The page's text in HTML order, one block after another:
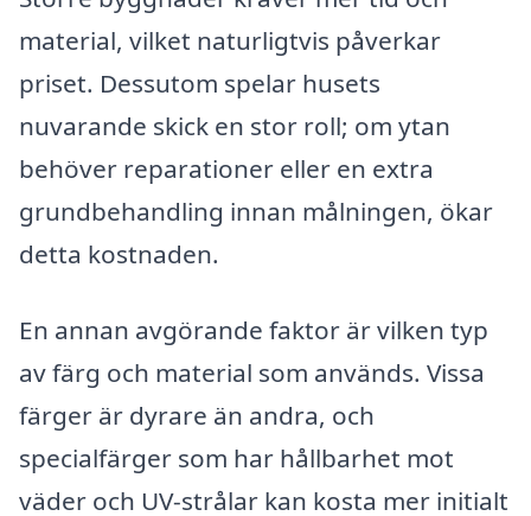
material, vilket naturligtvis påverkar
priset. Dessutom spelar husets
nuvarande skick en stor roll; om ytan
behöver reparationer eller en extra
grundbehandling innan målningen, ökar
detta kostnaden.
En annan avgörande faktor är vilken typ
av färg och material som används. Vissa
färger är dyrare än andra, och
specialfärger som har hållbarhet mot
väder och UV-strålar kan kosta mer initialt